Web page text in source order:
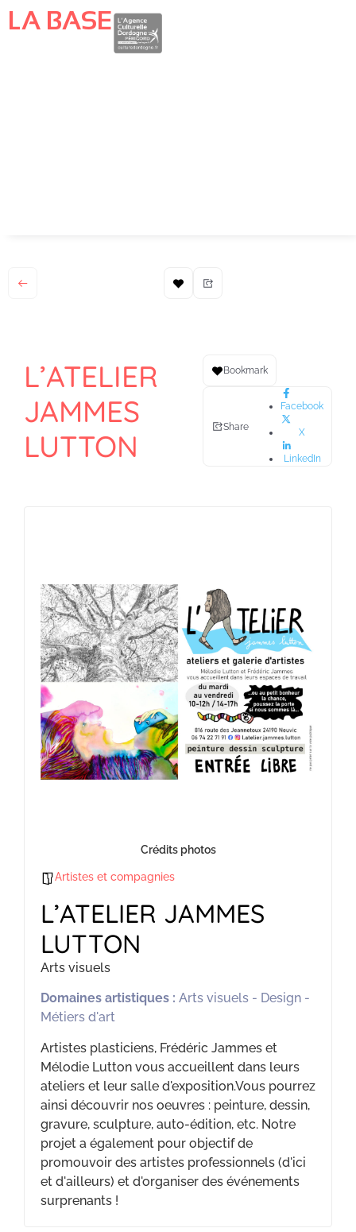
LA BASE
L’ATELIER
JAMMES
LUTTON
Bookmark
Share
Facebook
X
LinkedIn
Crédits photos
Artistes et compagnies
L’ATELIER JAMMES
LUTTON
Arts visuels
Domaines artistiques : Arts visuels - Design -
Métiers d'art
Artistes plasticiens, Frédéric Jammes et
Mélodie Lutton vous accueillent dans leurs
ateliers et leur salle d'exposition.Vous pourrez
ainsi découvrir nos oeuvres : peinture, dessin,
gravure, sculpture, auto-édition, etc. Notre
projet a également pour objectif de
promouvoir des artistes professionnels (d'ici
et d'ailleurs) et d'organiser des événements
surprenants !